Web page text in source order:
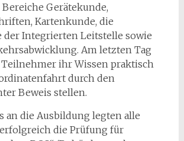
Gerätekunde,
Kartenkunde, die
der Integrierten Leitstelle sowie
Am letzten Tag
ihr Wissen praktisch
durch den
Beweis stellen.
an die Ausbildung legten alle
die Prüfung für